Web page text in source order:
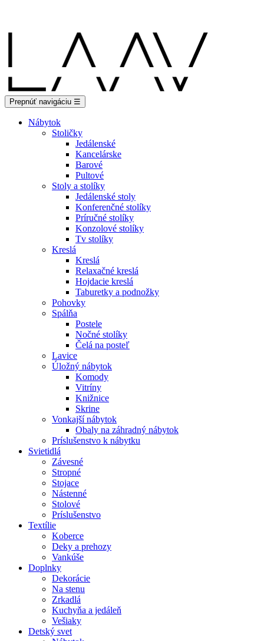
Prepnúť navigáciu ☰
Nábytok
Stoličky
Jedálenské
Kancelárske
Barové
Pultové
Stoly a stolíky
Jedálenské stoly
Konferenčné stolíky
Príručné stolíky
Konzolové stolíky
Tv stolíky
Kreslá
Kreslá
Relaxačné kreslá
Hojdacie kreslá
Taburetky a podnožky
Pohovky
Spálňa
Postele
Nočné stolíky
Čelá na posteľ
Lavice
Úložný nábytok
Komody
Vitríny
Knižnice
Skrine
Vonkajší nábytok
Obaly na záhradný nábytok
Príslušenstvo k nábytku
Svietidlá
Závesné
Stropné
Stojace
Nástenné
Stolové
Príslušenstvo
Textílie
Koberce
Deky a prehozy
Vankúše
Doplnky
Dekorácie
Na stenu
Zrkadlá
Kuchyňa a jedáleň
Vešiaky
Detský svet